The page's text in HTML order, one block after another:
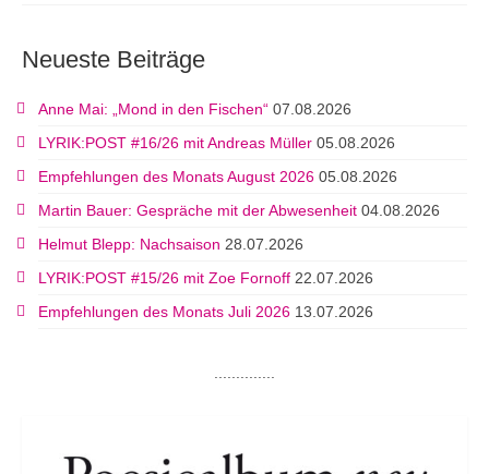
Neueste Beiträge
Anne Mai: „Mond in den Fischen“ 07.08.2026
LYRIK:POST #16/26 mit Andreas Müller 05.08.2026
Empfehlungen des Monats August 2026 05.08.2026
Martin Bauer: Gespräche mit der Abwesenheit 04.08.2026
Helmut Blepp: Nachsaison 28.07.2026
LYRIK:POST #15/26 mit Zoe Fornoff 22.07.2026
Empfehlungen des Monats Juli 2026 13.07.2026